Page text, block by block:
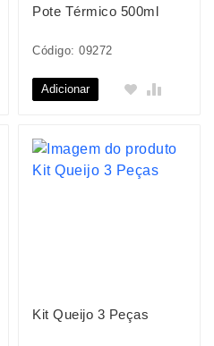
Pote Térmico 500ml
Código: 09272
Adicionar
Kit Queijo 3 Peças